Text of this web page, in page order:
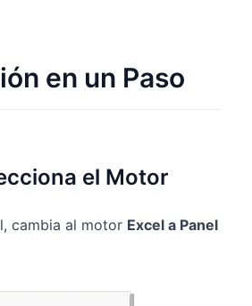
en un Paso
el Motor
cambia al motor Excel a Panel